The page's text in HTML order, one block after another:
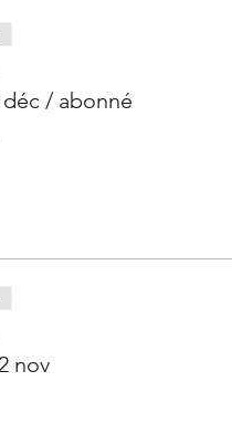
déc / abonné
nov